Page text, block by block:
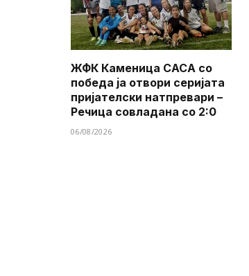
ЖФК Каменица САСА со
победа ја отвори серијата
пријателски натпревари –
Речица совладана со 2:0
06/08/2026